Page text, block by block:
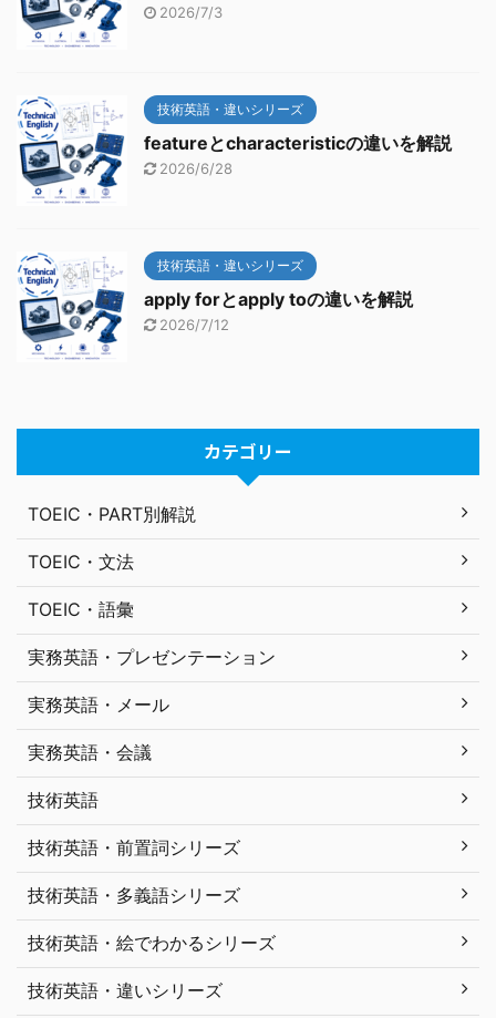
2026/7/3
技術英語・違いシリーズ
featureとcharacteristicの違いを解説
2026/6/28
技術英語・違いシリーズ
apply forとapply toの違いを解説
2026/7/12
カテゴリー
TOEIC・PART別解説
TOEIC・文法
TOEIC・語彙
実務英語・プレゼンテーション
実務英語・メール
実務英語・会議
技術英語
技術英語・前置詞シリーズ
技術英語・多義語シリーズ
技術英語・絵でわかるシリーズ
技術英語・違いシリーズ